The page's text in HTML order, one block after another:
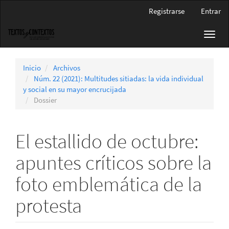
principal
Barra
Registrarse Entrar
Inicio
Archivos
Núm. 22 (2021): Multitudes sitiadas: la vida individual
y social en su mayor encrucijada
Dossier
El estallido de octubre:
apuntes críticos sobre la
foto emblemática de la
protesta